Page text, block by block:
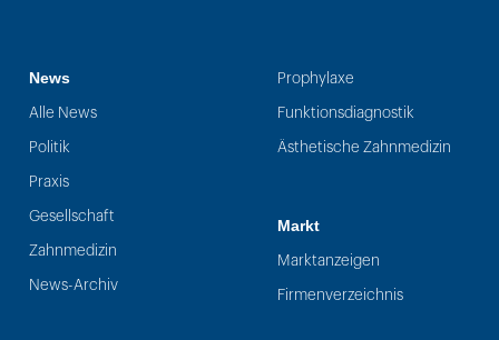
News
Alle News
Politik
Praxis
Gesellschaft
Zahnmedizin
News-Archiv
Prophylaxe
Funktionsdiagnostik
Ästhetische Zahnmedizin
Markt
Marktanzeigen
Firmenverzeichnis